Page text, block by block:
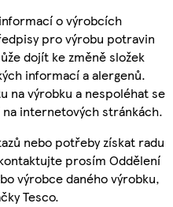
o výrobcích
pro výrobu potravin
dojít ke změně složek
informací a alergenů.
na výrobku a nespoléhat se
internetových stránkách.
nebo potřeby získat radu
prosím Oddělení
výrobce daného výrobku,
Tesco.